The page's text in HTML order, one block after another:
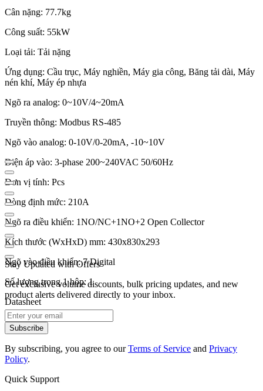
Cân nặng: 77.7kg
Công suất: 55kW
Loại tải: Tải nặng
Ứng dụng: Cầu trục, Máy nghiền, Máy gia công, Băng tải dài, Máy
nén khí, Máy ép nhựa
Ngõ ra analog: 0~10V/4~20mA
Truyền thông: Modbus RS-485
Ngõ vào analog: 0-10V/0-20mA, -10~10V
Điện áp vào: 3-phase 200~240VAC 50/60Hz
Đơn vị tính: Pcs
Dòng định mức: 210A
Ngõ ra điều khiển: 1NO/NC+1NO+2 Open Collector
Kích thước (WxHxD) mm: 430x830x293
Ngõ vào điều khiển: 7 Digital
Số lượng trong 1 hộp: 1
Datasheet
Stay Updated with Offers
Get exclusive volume discounts, bulk pricing updates, and new
product alerts delivered directly to your inbox.
Subscribe
By subscribing, you agree to ourTerms of Service and Privacy
Policy.
Quick Support